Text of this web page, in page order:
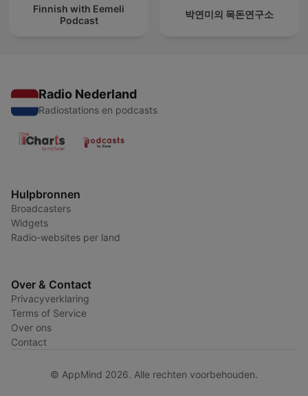
Finnish with Eemeli
Podcast
박연미의 목돈연구소
Radio Nederland
Radiostations en podcasts
Hulpbronnen
Broadcasters
Widgets
Radio-websites per land
Over & Contact
Privacyverklaring
Terms of Service
Over ons
Contact
© AppMind 2026. Alle rechten voorbehouden.